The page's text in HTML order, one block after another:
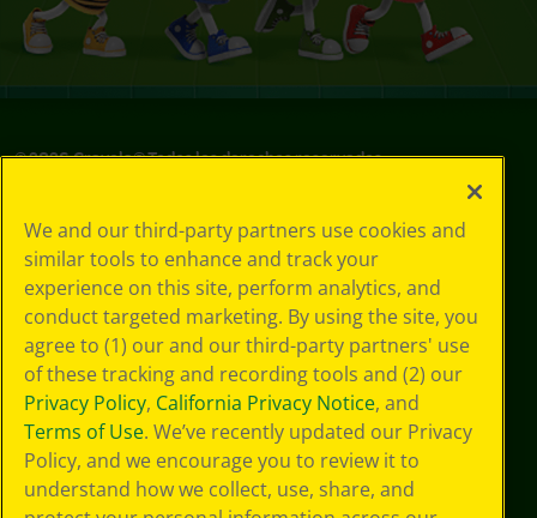
©2026Crayola® Todos los derechos reservados.
de privacidad
Política de
privacidad
Términos de SMS
GDPR
Aviso de
privacidad de CA
Cookie
Preferences
Condiciones de
uso
We and our third-party partners use cookies and
similar tools to enhance and track your
experience on this site, perform analytics, and
conduct targeted marketing. By using the site, you
agree to (1) our and our third-party partners' use
of these tracking and recording tools and (2) our
Privacy Policy, California Privacy Notice, and
Terms of Use. We’ve recently updated our Privacy
Policy, and we encourage you to review it to
understand how we collect, use, share, and